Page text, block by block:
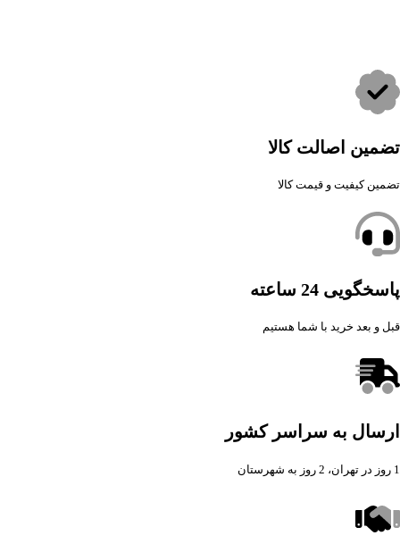
تضمین اصالت کالا
تضمین کیفیت و قیمت کالا
پاسخگویی 24 ساعته
قبل و بعد خرید با شما هستیم
ارسال به سراسر کشور
1 روز در تهران، 2 روز به شهرستان